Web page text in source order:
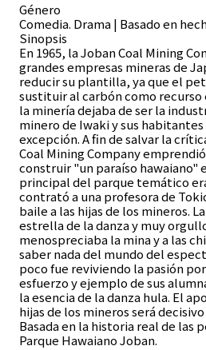
Género
Comedia. Drama | Basado en
Sinopsis
En 1965, la Joban Coal Mining
grandes empresas mineras de
reducir su plantilla, ya que el
sustituir al carbón como
la minería dejaba de ser la
minero de Iwaki y sus
excepción. A fin de salvar la
Coal Mining Company
construir "un paraíso hawaiano"
principal del parque temático
contrató a una profesora de
baile a las hijas de los mineros.
estrella de la danza y muy
menospreciaba la mina y a las
saber nada del mundo del
poco fue reviviendo la pasión
esfuerzo y ejemplo de sus
la esencia de la danza hula. El
hijas de los mineros será
Basada en la historia real de las
Parque Hawaiano Joban.